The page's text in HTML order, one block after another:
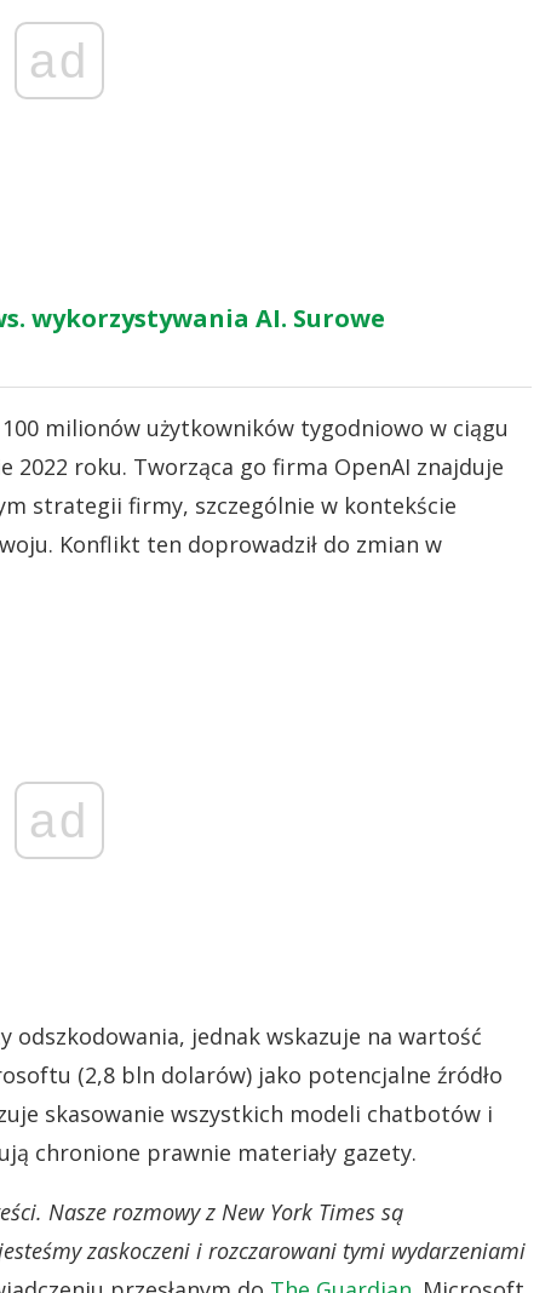
ad
wykorzystywania AI. Surowe
milionów użytkowników tygodniowo w ciągu
roku. Tworząca go firma OpenAI znajduje
strategii firmy, szczególnie w kontekście
Konflikt ten doprowadził do zmian w
ad
odszkodowania, jednak wskazuje na wartość
(2,8 bln dolarów) jako potencjalne źródło
skasowanie wszystkich modeli chatbotów i
chronione prawnie materiały gazety.
Nasze rozmowy z New York Times są
zaskoczeni i rozczarowani tymi wydarzeniami